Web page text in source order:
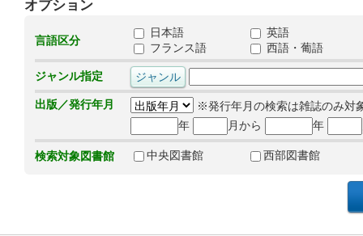
オプション
言語区分
日本語
英語
フランス語
西語・葡語
ジャンル指定
出版／発行年月
※発行年月の検索は雑誌のみ対
年
月から 年
検索対象図書館 中央図書館 西部図書館